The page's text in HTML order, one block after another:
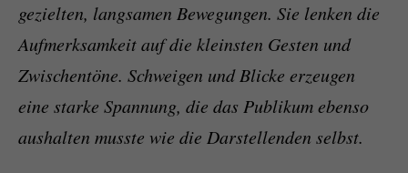
gezielten, langsamen Bewegungen. Sie lenken die
Aufmerksamkeit auf die kleinsten Gesten und
Zwischentöne. Schweigen und Blicke erzeugen
eine starke Spannung, die das Publikum ebenso
aushalten musste wie die Darstellenden selbst.